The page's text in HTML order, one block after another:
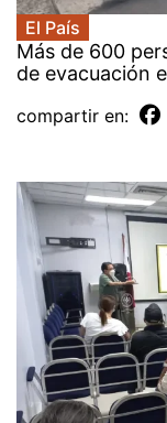
El País
Más de 600
de evacuación
compartir en: